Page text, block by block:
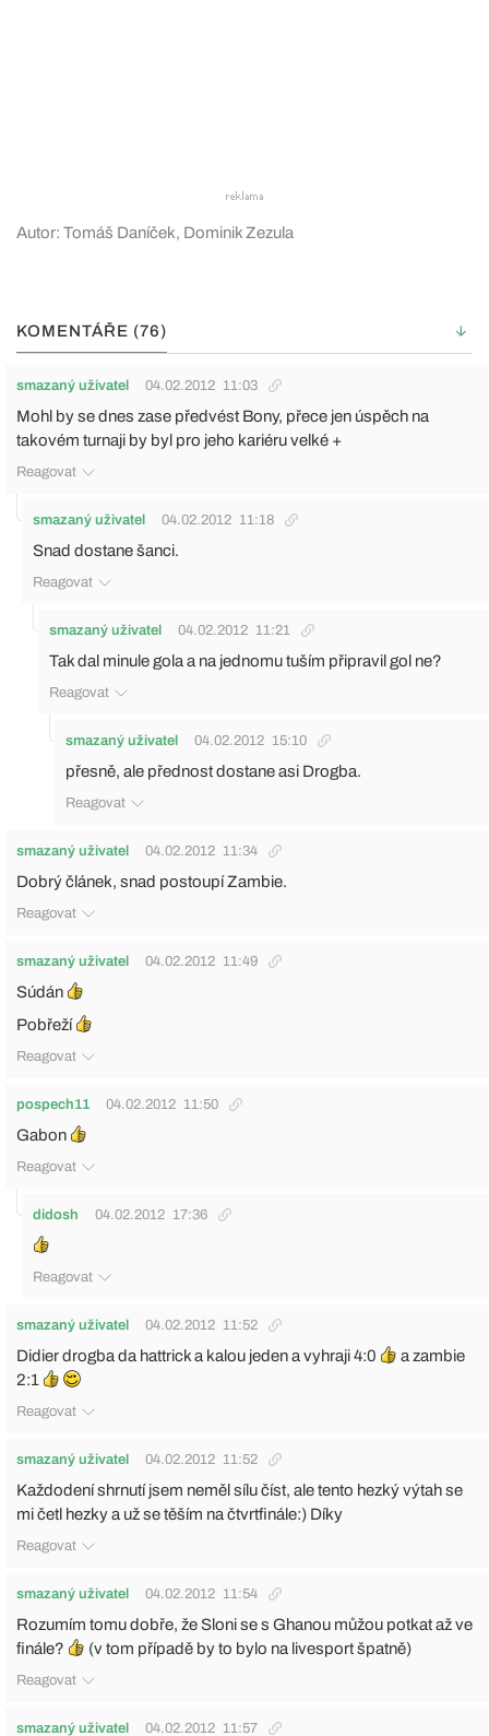
Autor: Tomáš Daníček, Dominik Zezula
KOMENTÁŘE (76)
smazaný uživatel 04.02.2012 11:03
Mohl by se dnes zase předvést Bony, přece jen úspěch na
takovém turnaji by byl pro jeho kariéru velké +
Reagovat
smazaný uživatel 04.02.2012 11:18
Snad dostane šanci.
Reagovat
smazaný uživatel 04.02.2012 11:21
Tak dal minule gola a na jednomu tuším připravil gol ne?
Reagovat
smazaný uživatel 04.02.2012 15:10
přesně, ale přednost dostane asi Drogba.
Reagovat
smazaný uživatel 04.02.2012 11:34
Dobrý článek, snad postoupí Zambie.
Reagovat
smazaný uživatel 04.02.2012 11:49
Súdán
Pobřeží
Reagovat
pospech11 04.02.2012 11:50
Gabon
Reagovat
didosh 04.02.2012 17:36
Reagovat
smazaný uživatel 04.02.2012 11:52
Didier drogba da hattrick a kalou jeden a vyhraji 4:0
a zambie
2:1
Reagovat
smazaný uživatel 04.02.2012 11:52
Každodení shrnutí jsem neměl sílu číst, ale tento hezký výtah se
mi četl hezky a už se těším na čtvrtfinále:) Díky
Reagovat
smazaný uživatel 04.02.2012 11:54
Rozumím tomu dobře, že Sloni se s Ghanou můžou potkat až ve
finále?
(v tom případě by to bylo na livesport špatně)
Reagovat
smazaný uživatel 04.02.2012 11:57